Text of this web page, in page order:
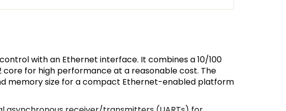
with an Ethernet interface. It combines a 10/100
for high performance at a reasonable cost. The
memory size for a compact Ethernet-enabled platform